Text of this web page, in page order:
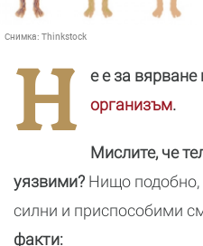
Снимка: Thinkstock
Н
е е за
организъм.
Мислите, че
уязвими? Нищо подобно,
силни и приспособими
факти: